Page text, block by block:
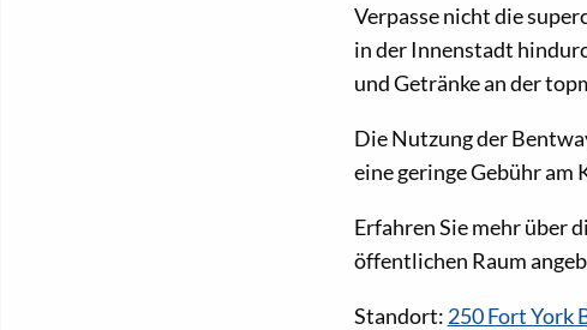
Verpasse nicht die
in der Innenstadt
und Getränke an der
Die Nutzung der
eine geringe Gebühr am
Erfahren Sie mehr über
öffentlichen Raum
Standort: 250 Fort York